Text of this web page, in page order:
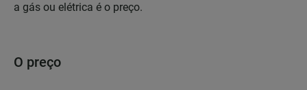
a gás ou elétrica é o preço.
O preço